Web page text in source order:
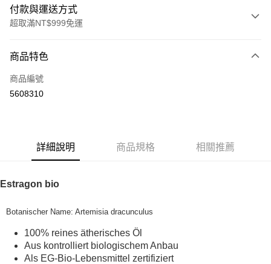
付款與運送方式
超取滿NT$999免運
信用卡一次付款
超商取貨付款
街口支付
運送方式
商品特色
商品編號
5608310
詳細說明 商品規格 相關推薦
Estragon bio
Botanischer Name: Artemisia dracunculus
100% reines ätherisches Öl
Aus kontrolliert biologischem Anbau
Als EG-Bio-Lebensmittel zertifiziert